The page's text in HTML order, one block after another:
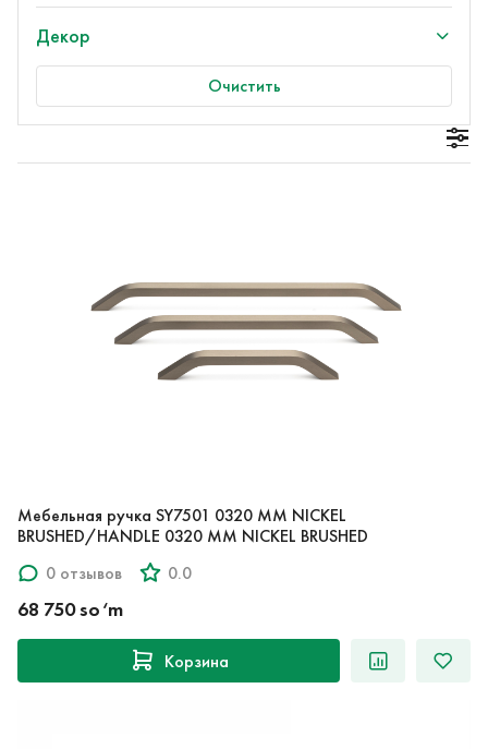
Декор
Очистить
Мебельная ручка SY7501 0320 MM NICKEL
BRUSHED/HANDLE 0320 MM NICKEL BRUSHED
0 отзывов
0.0
68 750 so‘m
Корзина